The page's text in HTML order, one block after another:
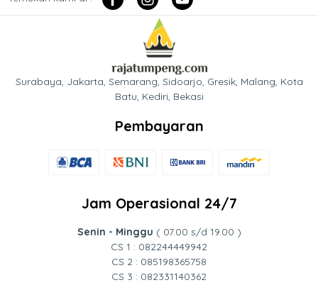
Surabaya, Jakarta, Semarang, Sidoarjo, Gresik, Malang, Kota
Batu, Kediri, Bekasi
Pembayaran
Jam Operasional 24/7
Senin - Minggu ( 07.00 s/d 19.00 )
CS 1 : 082244449942
CS 2 : 085198365758
CS 3 : 082331140362